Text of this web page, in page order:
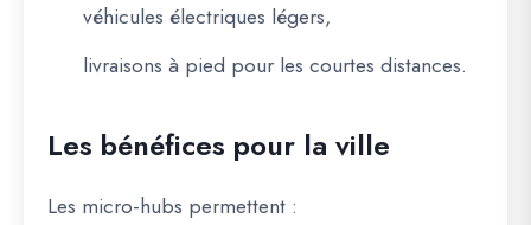
véhicules électriques légers,
livraisons à pied pour les courtes distances.
Les bénéfices pour la ville
Les micro-hubs permettent :